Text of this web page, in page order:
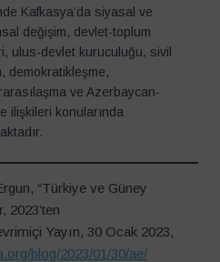
Kafkasya’da siyasal ve
değişim, devlet-toplum
ulus-devlet kuruculuğu, sivil
demokratikleşme,
ve Azerbaycan-
ilişkileri konularında
“Türkiye ve Güney
2023’ten
Yayın, 30 Ocak 2023,
blog/2023/01/30/ae/